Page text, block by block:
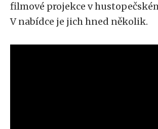
filmové projekce v
V nabídce je jich hned několik.